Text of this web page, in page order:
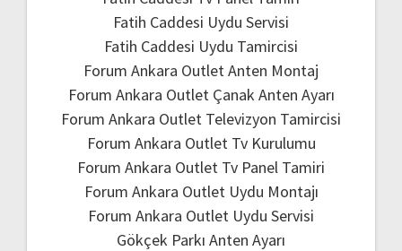
Fatih Caddesi Uydu Servisi
Fatih Caddesi Uydu Tamircisi
Forum Ankara Outlet Anten Montaj
Forum Ankara Outlet Çanak Anten Ayarı
Forum Ankara Outlet Televizyon Tamircisi
Forum Ankara Outlet Tv Kurulumu
Forum Ankara Outlet Tv Panel Tamiri
Forum Ankara Outlet Uydu Montajı
Forum Ankara Outlet Uydu Servisi
Gökçek Parkı Anten Ayarı